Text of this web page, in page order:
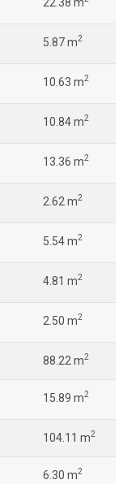
5.87 m2
10.63 m2
10.84 m2
13.36 m2
2.62 m2
5.54 m2
4.81 m2
2.50 m2
88.22 m2
15.89 m2
104.11 m2
6.30 m2